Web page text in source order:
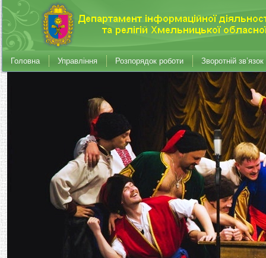
Головна Управління Розпорядок роботи Зворотній зв’язок